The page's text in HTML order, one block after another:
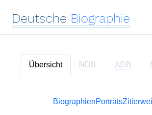
Deutsche Biographie
Übersicht NDB ADB
BiographienPorträts